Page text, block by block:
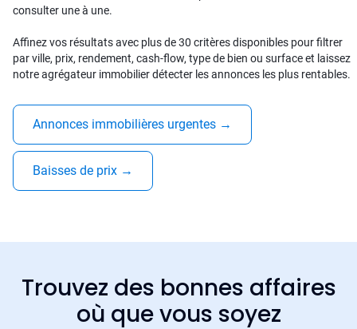
consulter une à une.
Affinez vos résultats avec plus de 30 critères disponibles pour filtrer
par ville, prix, rendement, cash-flow, type de bien ou surface et laissez
notre agrégateur immobilier détecter les annonces les plus rentables.
Annonces immobilières urgentes →
Baisses de prix →
Trouvez des bonnes affaires
où que vous soyez